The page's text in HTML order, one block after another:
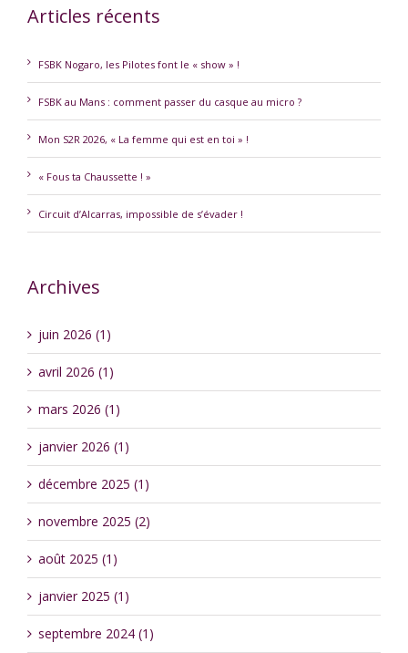
Articles récents
FSBK Nogaro, les Pilotes font le « show » !
FSBK au Mans : comment passer du casque au micro ?
Mon S2R 2026, « La femme qui est en toi » !
« Fous ta Chaussette ! »
Circuit d’Alcarras, impossible de s’évader !
Archives
juin 2026 (1)
avril 2026 (1)
mars 2026 (1)
janvier 2026 (1)
décembre 2025 (1)
novembre 2025 (2)
août 2025 (1)
janvier 2025 (1)
septembre 2024 (1)